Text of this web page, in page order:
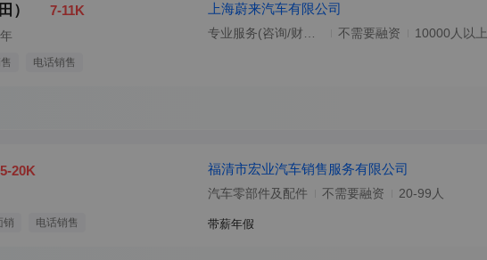
） 7-11K
电话销售
上海蔚来汽车有限公司
不需要融资 10000人以上
5-20K
销 电话销售
福清市宏业汽车销售服务有限公司
汽车零部件及配件 不需要融资 20-99人
带薪年假